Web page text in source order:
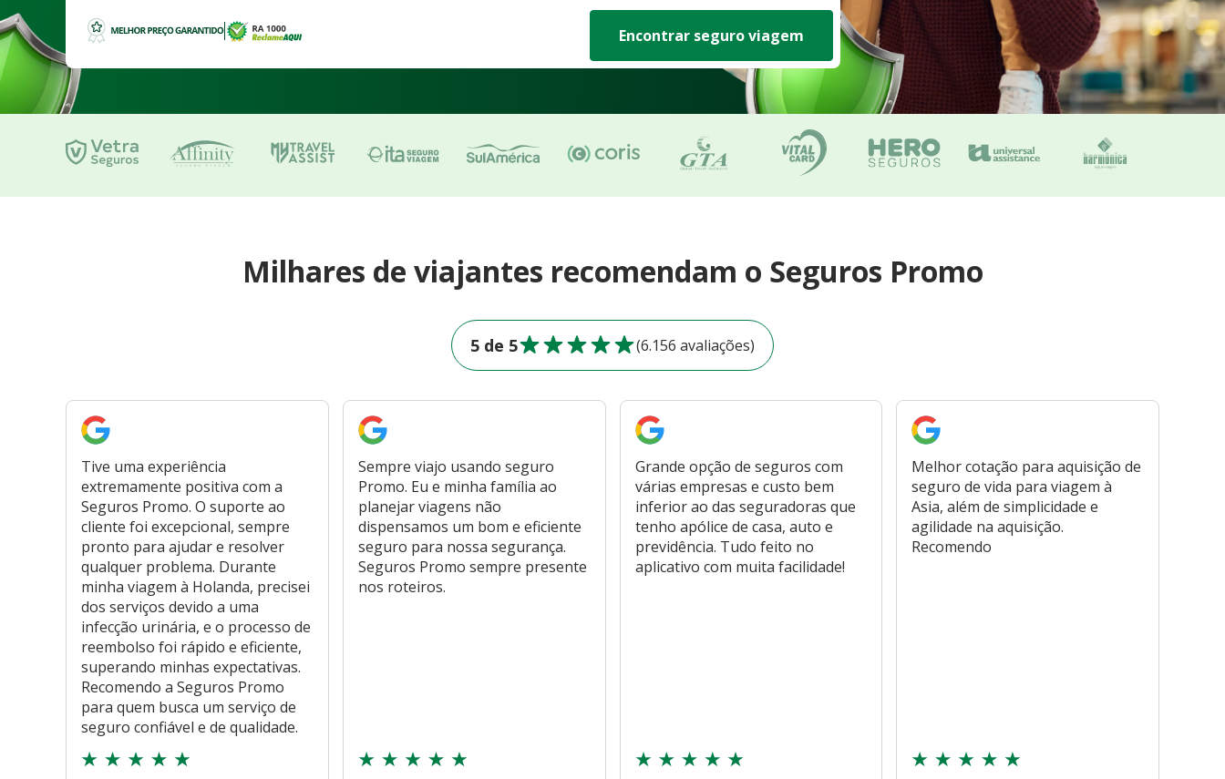
Encontrar seguro viagem
Milhares de viajantes recomendam o Seguros Promo
5 de 5 (6.156 avaliações)
Tive uma experiência
extremamente positiva com a
Seguros Promo. O suporte ao
cliente foi excepcional, sempre
pronto para ajudar e resolver
qualquer problema. Durante
minha viagem à Holanda, precisei
dos serviços devido a uma
infecção urinária, e o processo de
reembolso foi rápido e eficiente,
superando minhas expectativas.
Recomendo a Seguros Promo
para quem busca um serviço de
seguro confiável e de qualidade.
Sempre viajo usando seguro
Promo. Eu e minha família ao
planejar viagens não
dispensamos um bom e eficiente
seguro para nossa segurança.
Seguros Promo sempre presente
nos roteiros.
Grande opção de seguros com
várias empresas e custo bem
inferior ao das seguradoras que
tenho apólice de casa, auto e
previdência. Tudo feito no
aplicativo com muita facilidade!
Melhor cotação para aquisição de
seguro de vida para viagem à
Asia, além de simplicidade e
agilidade na aquisição.
Recomendo